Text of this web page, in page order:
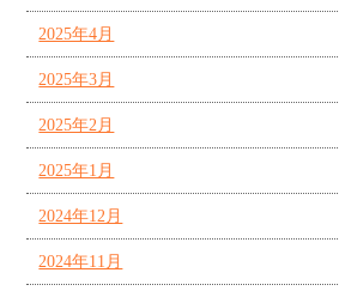
2025年4月
2025年3月
2025年2月
2025年1月
2024年12月
2024年11月